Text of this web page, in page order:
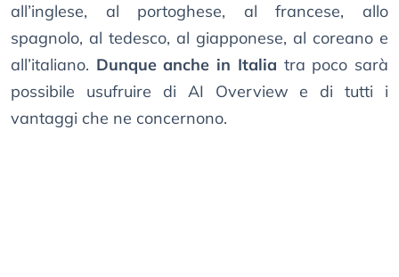
all’inglese, al portoghese, al francese, allo
spagnolo, al tedesco, al giapponese, al coreano e
all’italiano. Dunque anche in Italia tra poco sarà
possibile usufruire di AI Overview e di tutti i
vantaggi che ne concernono.